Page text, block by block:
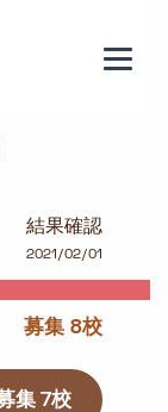
結果確認
2021/02/01
募集 8校
集 7校